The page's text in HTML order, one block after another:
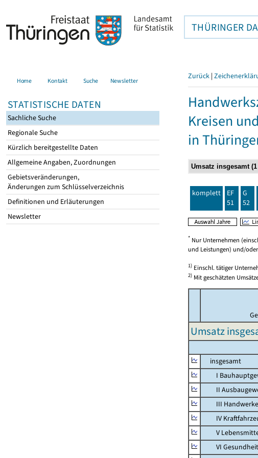
THÜRINGER
Home Kontakt Suche Newsletter
STATISTISCHE DATEN
Sachliche Suche
Regionale Suche
Kürzlich bereitgestellte Daten
Allgemeine Angaben, Zuordnungen
Gebietsveränderungen,
Änderungen zum Schlüsselverzeichnis
Definitionen und Erläuterungen
Newsletter
Zurück |
Kreisen
in
komplett
EF
51
G
52
* Nur Unternehmen
und Leistungen) und/
1) Einschl. tätiger
2) Mit geschätzten
Umsatz
insgesamt
I
II
III Handwerke
IV
V
VI